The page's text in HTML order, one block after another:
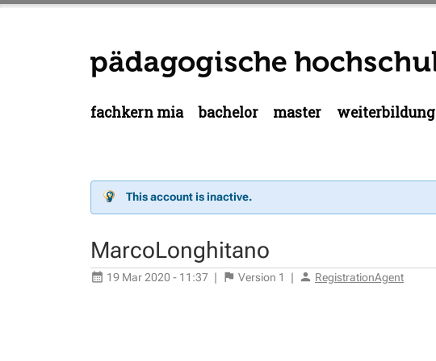
fachkern mia bachelor master weiterbildung
This account is inactive.
MarcoLonghitano
19 Mar 2020 - 11:37 | Version 1 | RegistrationAgent